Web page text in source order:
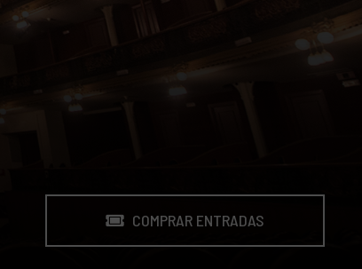
COMPRAR ENTRADAS